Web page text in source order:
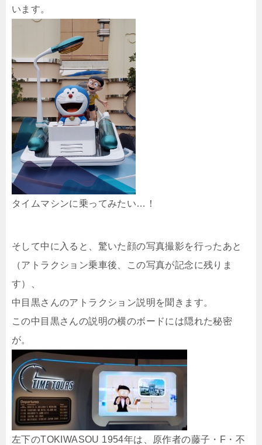
います。
タイムマシンに乗ってみたい…！
そして中に入ると、驚いた顔の写真撮影を行ったあと
（アトラクション乗車後、この写真が記念に残りま
す）、
中目黒さんのアトラクション説明を聞きます。
この中目黒さんの説明の横のボードには隠れた秘密
が。
左下のTOKIWASOU 1954年は、原作者の藤子・F・不